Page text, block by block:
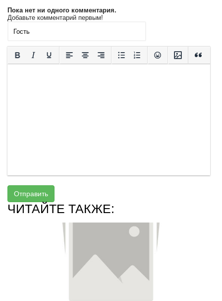
Пока нет ни одного комментария.
Добавьте комментарий первым!
Отправить
ЧИТАЙТЕ ТАКЖЕ: